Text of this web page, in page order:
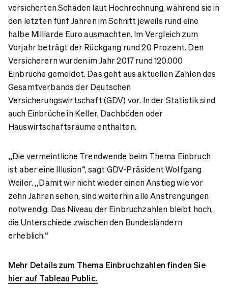
versicherten Schäden laut Hochrechnung, während sie in
den letzten fünf Jahren im Schnitt jeweils rund eine
halbe Milliarde Euro ausmachten. Im Vergleich zum
Vorjahr beträgt der Rückgang rund 20 Prozent. Den
Versicherern wurden im Jahr 2017 rund 120.000
Einbrüche gemeldet. Das geht aus aktuellen Zahlen des
Gesamtverbands der Deutschen
Versicherungswirtschaft (GDV) vor. In der Statistik sind
auch Einbrüche in Keller, Dachböden oder
Hauswirtschaftsräume enthalten.
„Die vermeintliche Trendwende beim Thema Einbruch
ist aber eine Illusion“, sagt GDV-Präsident Wolfgang
Weiler. „Damit wir nicht wieder einen Anstieg wie vor
zehn Jahren sehen, sind weiterhin alle Anstrengungen
notwendig. Das Niveau der Einbruchzahlen bleibt hoch,
die Unterschiede zwischen den Bundesländern
erheblich.“
Mehr Details zum Thema Einbruchzahlen finden Sie
hier auf Tableau Public.